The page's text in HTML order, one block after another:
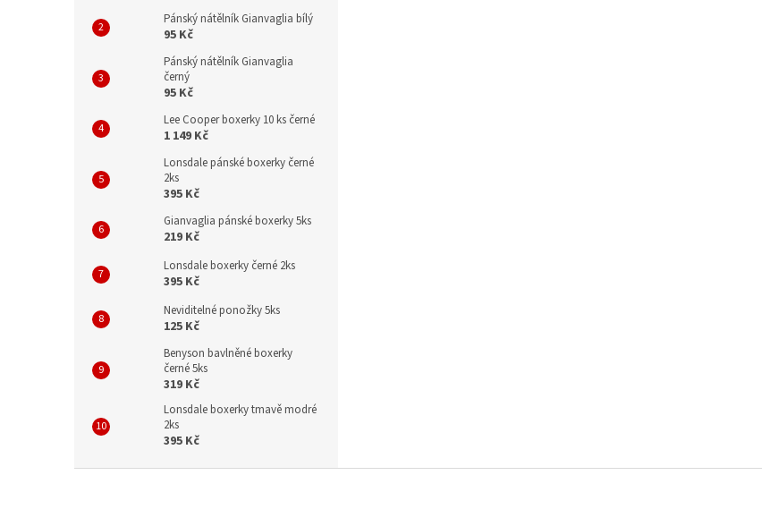
Pánský nátělník Gianvaglia bílý
95 Kč
Pánský nátělník Gianvaglia
černý
95 Kč
Lee Cooper boxerky 10 ks černé
1 149 Kč
Lonsdale pánské boxerky černé
2ks
395 Kč
Gianvaglia pánské boxerky 5ks
219 Kč
Lonsdale boxerky černé 2ks
395 Kč
Neviditelné ponožky 5ks
125 Kč
Benyson bavlněné boxerky
černé 5ks
319 Kč
Lonsdale boxerky tmavě modré
2ks
395 Kč